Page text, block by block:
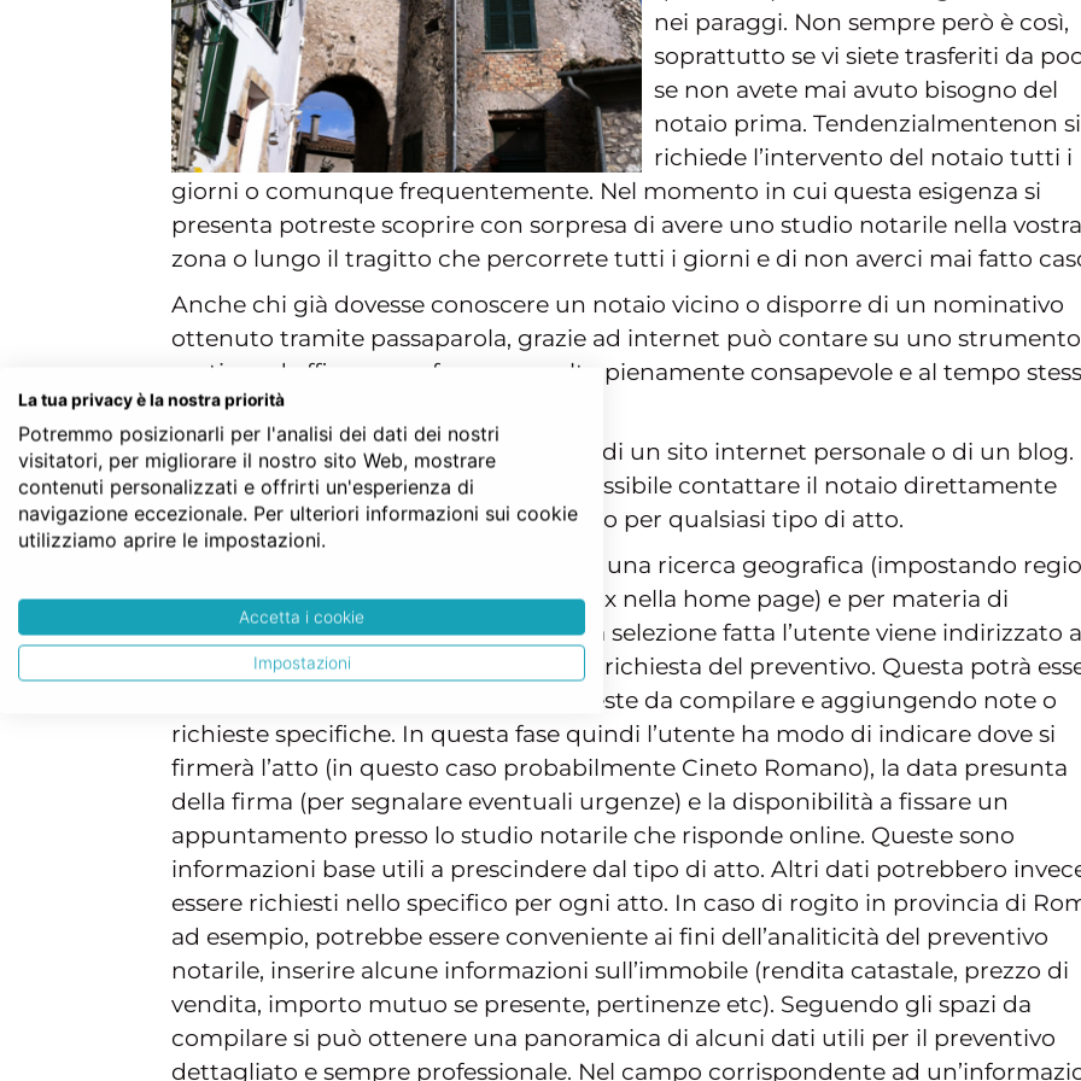
nei paraggi. Non sempre però è così,
soprattutto se vi siete trasferiti da
se non avete mai avuto bisogno del
notaio prima. Tendenzialmentenon si
richiede l’intervento del notaio tutti i
giorni o comunque frequentemente. Nel momento in cui questa esigenza si
presenta potreste scoprire con sorpresa di avere uno studio notarile nella vostra
zona o lungo il tragitto che percorrete tutti i giorni e di non averci mai fatto
Anche chi già dovesse conoscere un notaio vicino o disporre di un nominativo
ottenuto tramite passaparola, grazie ad internet può contare su uno strumento
pratico ed efficace per fare una scelta pienamente consapevole e al tempo
personale ed autonoma.
Oggi molti professionisti dispongono di un sito internet personale o di un blog.
Grazie a questa piattaforma però è possibile contattare il notaio direttamente
online e chiedere il preventivo analitico per qualsiasi tipo di atto.
La piattaforma permette di effettuare una ricerca geografica (impostando
e provincia dai menu a tendina del box nella home page) e per materia di
competenza e tipo di atto. In base alla selezione fatta l’utente viene indirizzato
pagina precompilata per il modulo di richiesta del preventivo. Questa potrà
personalizzata seguendo le voci richieste da compilare e aggiungendo note o
richieste specifiche. In questa fase quindi l’utente ha modo di indicare dove si
firmerà l’atto (in questo caso probabilmente Cineto Romano), la data presunta
della firma (per segnalare eventuali urgenze) e la disponibilità a fissare un
appuntamento presso lo studio notarile che risponde online. Queste sono
informazioni base utili a prescindere dal tipo di atto. Altri dati potrebbero
essere richiesti nello specifico per ogni atto. In caso di rogito in provincia di
ad esempio, potrebbe essere conveniente ai fini dell’analiticità del preventivo
notarile, inserire alcune informazioni sull’immobile (rendita catastale, prezzo di
vendita, importo mutuo se presente, pertinenze etc). Seguendo gli spazi da
compilare si può ottenere una panoramica di alcuni dati utili per il preventivo
dettagliato e sempre professionale. Nel campo corrispondente ad
La tua privacy è la nostra priorità
Potremmo posizionarli per l'analisi dei dati dei nostri
visitatori, per migliorare il nostro sito Web, mostrare
contenuti personalizzati e offrirti un'esperienza di
navigazione eccezionale. Per ulteriori informazioni sui cookie
utilizziamo aprire le impostazioni.
Accetta i cookie
Impostazioni